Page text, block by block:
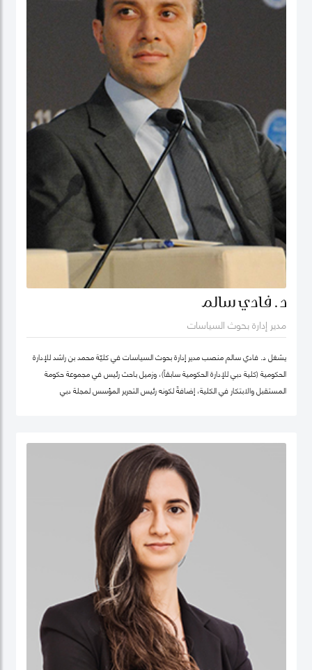
د. فادي سالم
مدير إدارة بحوث السياسات
يشغل د. فادي سالم منصب مدير إدارة بحوث السياسات في كليّة محمد بن راشد للإدارة
الحكومية (كلية دبي للإدارة الحكومية سابقاً)، وزميل باحث رئيس في مجموعة حكومة
المستقبل والابتكار في الكلية، إضافةً لكونه رئيس التحرير المؤسس لمجلة دبي
كليّة "لي كوان يو" للسياسة العامّة، جامعة سنغافورة الوطنية. حصل فادي على شهادة
الدكتوراه في السياسات العامة في تخصص الحوكمة الرقمية من جامعة أكسفورد العريقة
وشهادة الماجيستير في إدارة أنظمة المعلومات من كلية لندن للعلوم الاقتصادية
والسياسية، إضافة لشهادة البكالوريوس في هندسة الكمبيوتر من جامعة حلب. يعتبر د.
فادي سالم أحد أهم المفكرين والمتخصصين عالمياً في مجالات الحكومة الرقمية
ومستقبل العمل الحكومي وسياسات البيانات، حيث تشمل مجالات تخصّصه الحوكمة
الرقمية والسياسات التكنولوجية وإدارة منظومة البيانات الحكومية وحوكمة الذكاء
الاصطناعي، حيث يعتبر على مدى العقدين السابقين أحد أهم الباحثين تأثيراً في هذه
المجالات عالمياً، وقد اختير كواحد من أهم 100 شخصية مؤثرة في مجال الحكومة الرقمية
عالمياً (Apolitical). وهو عضو في عديد من مجالس الإدارة والأمناء في هذه المجالات مثل
المجلس الاستشاري لأخلاقيات الذكاء الاصطناعي لـهيئة دبي الرقمية وعضو مجموعة
عمل خبراء حوكمة آثار الذكاء الاصطناعي التابع لمنظمة ISO، وعضو المجلس العالمي
لأهداف التنمية المستدامة التابع للقمة العالمية للحكومات، وعضو مجلس أمناء جمعية
الحكومة الرقمية، الجمعية الرائدة عالمياً في مجال البحث العلمي في مجالات الحوكمة